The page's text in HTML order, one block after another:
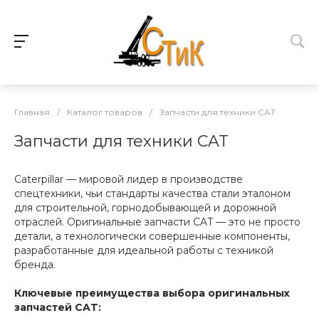
Главная / Каталог товаров / Запчасти для техники CAT
Запчасти для техники CAT
Caterpillar — мировой лидер в производстве
спецтехники, чьи стандарты качества стали эталоном
для строительной, горнодобывающей и дорожной
отраслей. Оригинальные запчасти CAT — это не просто
детали, а технологически совершенные компоненты,
разработанные для идеальной работы с техникой
бренда.
Ключевые преимущества выбора оригинальных
запчастей CAT: